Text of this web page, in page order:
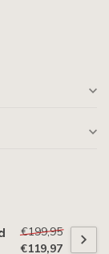
€199,95
€119,97